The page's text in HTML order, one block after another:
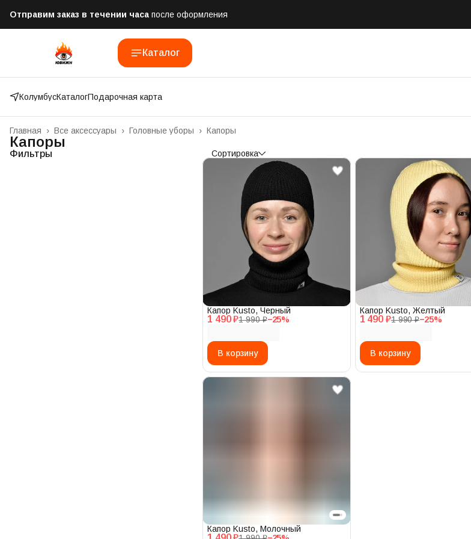
Бесплатная доставка при заказе от 10 000 рублей
Оплатим до 50% доставки Яндекс.Доставка и СДЭК
Каталог
КолумбусКаталогПодарочная карта
Капоры
Головные уборы ›
Все аксессуары ›
Главная ›
Капоры
Фильтры Сортировка
1 490 ₽1 990 ₽−25%
Капор Kusto, Черный
В корзину
1 490 ₽1 990 ₽−25%
Капор Kusto, Желтый
В корзину
Капор Kusto, Молочный